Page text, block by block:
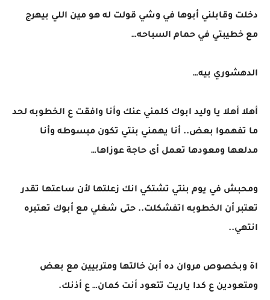
دخلت وقابلني أبوها في وشي قولت له هو مين اللي بيهرج
مع خطيبتي في حمام السباحه…
الدهشوري بيه…
أهلا أهلا يا وليد ابوك كلمني عنك وأنا وافقت ع الخطوبه لحد
ما تفهموا بعض.. أنا يهمني بنتي تكون مبسوطه وأنا
مدلعها ومعودها تعمل أى حاجة عوزاها…
ومحبش في يوم بنتي تشتكي انك زعلتها لأن ساعتها تقدر
تعتبر أن الخطوبه اتفشكلت.. حتى شغلي مع أبوك تعتبره
انتهي..
اة وبخصوص مروان ده أبن خالتها ومتربيين مع بعض
ومتعودين ع كدا ياريت تتعود أنت كمان… ع أذنك.